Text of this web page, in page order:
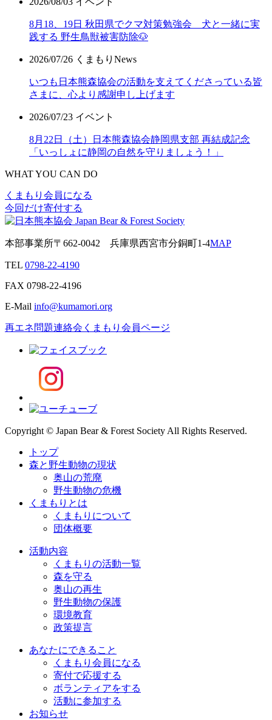
8月18、19日 秋田県でクマ対策勉強会 犬と一緒に実
践する 野生鳥獣被害防除🐶
2026/07/26 くまもりNews
いつも日本熊森協会の活動を支えてくださっている皆
さまに、心より感謝申し上げます
2026/07/23 イベント
8月22日（土）日本熊森協会静岡県支部 再結成記念
「いっしょに静岡の自然を守りましょう！」
WHAT YOU CAN DO
くまもり会員になる
今回だけ寄付する
本部事業所〒662-0042 兵庫県西宮市分銅町1-4MAP
TEL 0798-22-4190
FAX 0798-22-4196
E-Mail info@kumamori.org
再エネ問題連絡会 くまもり会員ページ
Copyright © Japan Bear & Forest Society All Rights Reserved.
トップ
森と野生動物の現状
奥山の荒廃
野生動物の危機
くまもりとは
くまもりについて
団体概要
活動内容
くまもりの活動一覧
森を守る
奥山の再生
野生動物の保護
環境教育
政策提言
あなたにできること
くまもり会員になる
寄付で応援する
ボランティアをする
活動に参加する
お知らせ